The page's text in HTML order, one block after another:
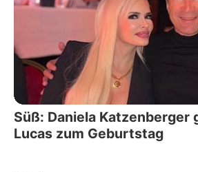
Süß: Daniela Katzenberger
Lucas zum Geburtstag